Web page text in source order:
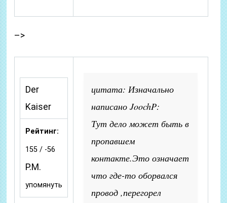
–>
Der
Kaiser
Рейтинг:
155 / -56
P.M.
упомянуть
цитата: Изначально
написано JoochP:
Тут дело может быть в
пропавшем
контакте.Это означает
что где-то оборвался
провод ,перегорел